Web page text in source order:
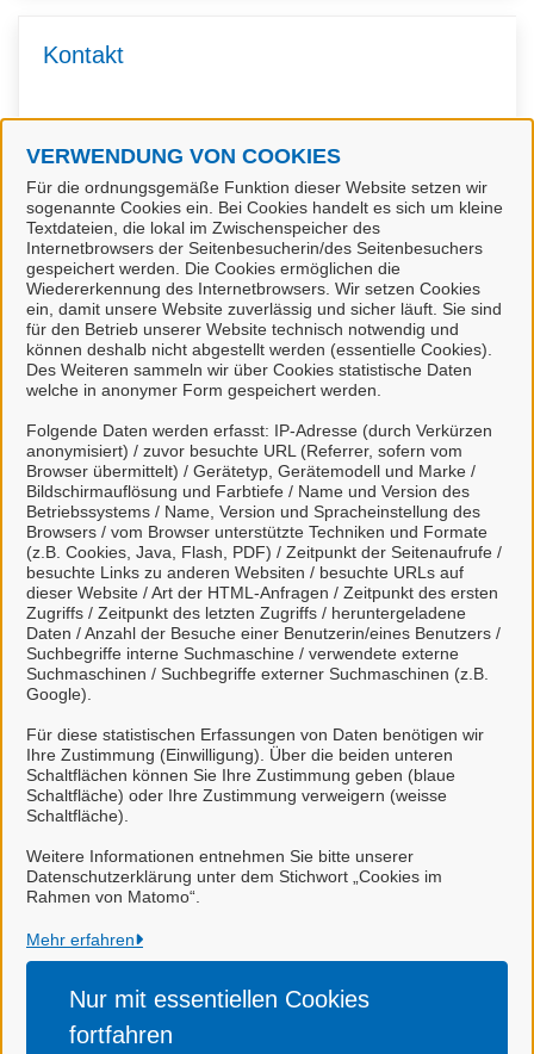
VERWENDUNG VON COOKIES
Für die ordnungsgemäße Funktion dieser Website setzen wir
sogenannte Cookies ein. Bei Cookies handelt es sich um kleine
Textdateien, die lokal im Zwischenspeicher des
Internetbrowsers der Seitenbesucherin/des Seitenbesuchers
gespeichert werden. Die Cookies ermöglichen die
Wiedererkennung des Internetbrowsers. Wir setzen Cookies
ein, damit unsere Website zuverlässig und sicher läuft. Sie sind
für den Betrieb unserer Website technisch notwendig und
können deshalb nicht abgestellt werden (essentielle Cookies).
Des Weiteren sammeln wir über Cookies statistische Daten
welche in anonymer Form gespeichert werden.
Folgende Daten werden erfasst: IP-Adresse (durch Verkürzen
anonymisiert) / zuvor besuchte URL (Referrer, sofern vom
Browser übermittelt) / Gerätetyp, Gerätemodell und Marke /
Bildschirmauflösung und Farbtiefe / Name und Version des
Betriebssystems / Name, Version und Spracheinstellung des
Browsers / vom Browser unterstützte Techniken und Formate
(z.B. Cookies, Java, Flash, PDF) / Zeitpunkt der Seitenaufrufe /
besuchte Links zu anderen Websiten / besuchte URLs auf
dieser Website / Art der HTML-Anfragen / Zeitpunkt des ersten
Zugriffs / Zeitpunkt des letzten Zugriffs / heruntergeladene
Daten / Anzahl der Besuche einer Benutzerin/eines Benutzers /
Suchbegriffe interne Suchmaschine / verwendete externe
Suchmaschinen / Suchbegriffe externer Suchmaschinen (z.B.
Google).
Für diese statistischen Erfassungen von Daten benötigen wir
Ihre Zustimmung (Einwilligung). Über die beiden unteren
Schaltflächen können Sie Ihre Zustimmung geben (blaue
Schaltfläche) oder Ihre Zustimmung verweigern (weisse
Schaltfläche).
Weitere Informationen entnehmen Sie bitte unserer
Datenschutzerklärung unter dem Stichwort „Cookies im
Rahmen von Matomo“.
Mehr erfahren
Nur mit essentiellen Cookies
fortfahren
Kontakt
Kontaktpersonen
Sachbearbeiter/-in
Frau Lohpens
Verwandte Dienstleistungen
Pfandleihgewerbe - Erlaubnis
beantragen
Ablieferungsfrist für Überschüsse
aus der Pfandverwertung im
Stadt Celle
Impressum
Datenschutzerklärung